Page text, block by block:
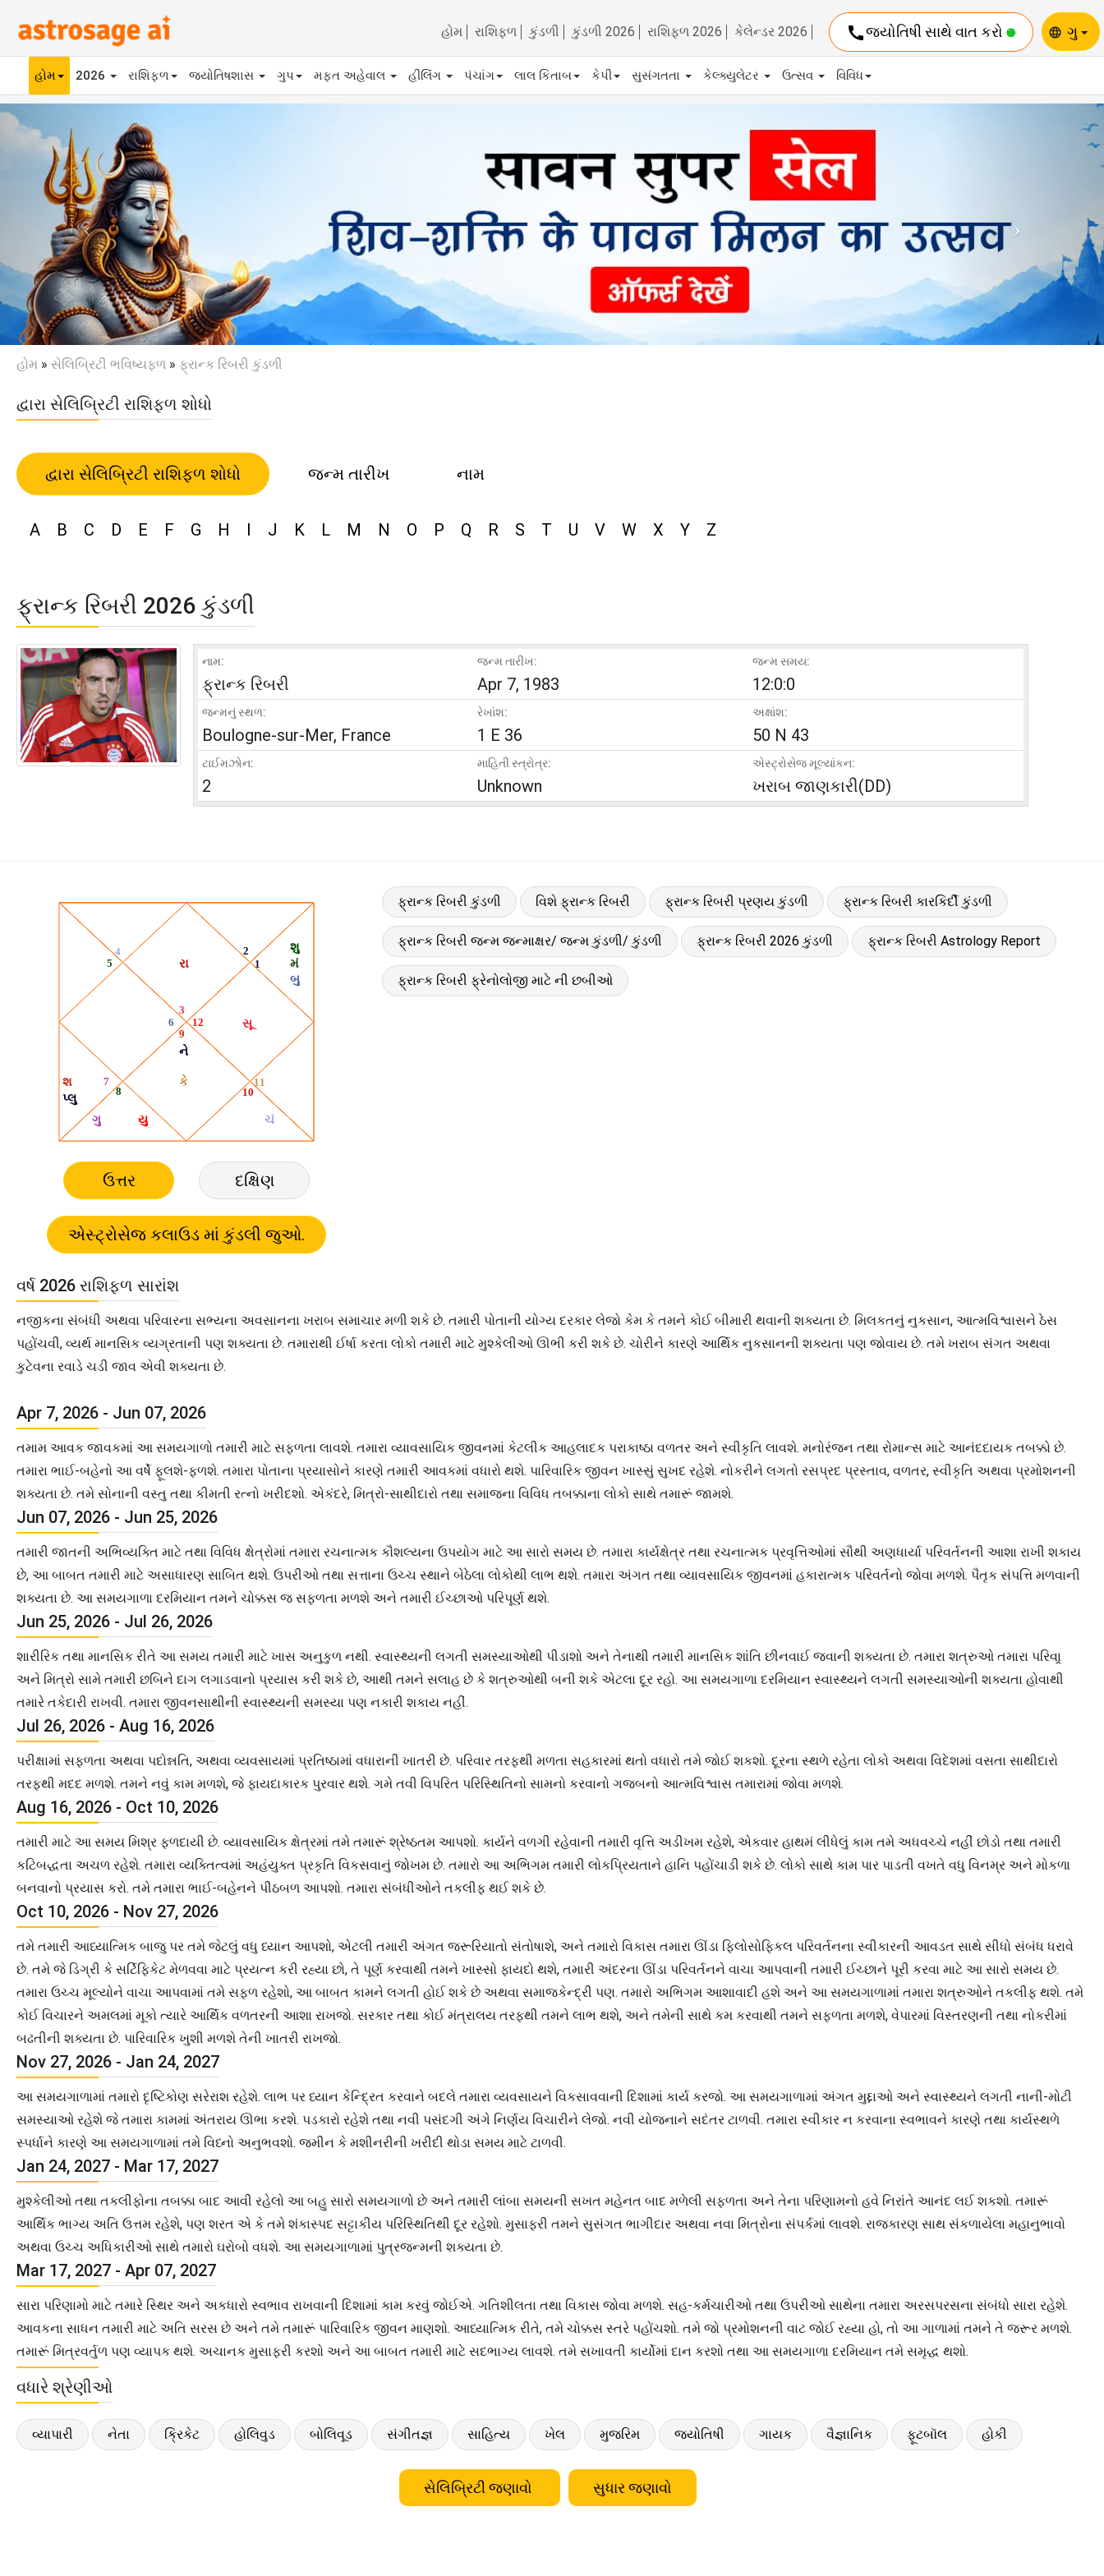
હોમ રાશિફળ કુંડળી કુંડળી 2026 રાશિફળ 2026 કેલેન્ડર 2026 callજ્યોતિષી સાથે વાત કરો language ગુ
હોમ 2026 રાશિફળ જ્યોતિષશાસ ગુપ મફ્ત અહેવાલ હીલિંગ પંચાંગ લાલ કિતાબ કેપી સુસંગતતા કેલ્ક્યુલેટર ઉત્સવ વિવિધ
Previous
હોમ » સેલિબ્રિટી ભવિષ્યફળ » ફ્રાન્ક રિબરી કુંડળી
દ્વારા સેલિબ્રિટી રાશિફળ શોધો
દ્વારા સેલિબ્રિટી રાશિફળ શોધો જન્મ તારીખ નામ
A B C D E F G H I J K L M N O P Q R S T U V W X Y Z
ફ્રાન્ક રિબરી 2026 કુંડળી
નામ:
ફ્રાન્ક રિબરી
જન્મ તારીખ:
Apr 7, 1983
જન્મ સમય:
12:0:0
જન્મનું સ્થળ:
Boulogne-sur-Mer, France
રેખાંશ:
1 E 36
અક્ષાંશ:
50 N 43
ટાઈમઝોન:
2
માહિતી સ્ત્રોત્ર:
Unknown
એસ્ટ્રોસેજ મૂલ્યાંકન:
ખરાબ જાણકારી(DD)
ઉત્તર દક્ષિણ
ફ્રાન્ક રિબરી કુંડળી વિશે ફ્રાન્ક રિબરી ફ્રાન્ક રિબરી પ્રણય કુંડળી ફ્રાન્ક રિબરી કારકિર્દી કુંડળી
ફ્રાન્ક રિબરી જન્મ જન્માક્ષર/ જન્મ કુંડળી/ કુંડળી ફ્રાન્ક રિબરી 2026 કુંડળી ફ્રાન્ક રિબરી Astrology Report
ફ્રાન્ક રિબરી ફ્રેનોલોજી માટે ની છબીઓ
વર્ષ 2026 રાશિફળ સારાંશ
નજીકના સંબંધી અથવા પરિવારના સભ્યના અવસાનના ખરાબ સમાચાર મળી શકે છે. તમારી પોતાની યોગ્ય દરકાર લેજો કેમ કે તમને કોઈ બીમારી થવાની શક્યતા છે. મિલકતનું નુકસાન, આત્મવિશ્વાસને ઠેસ
પહોંચવી, વ્યર્થ માનસિક વ્યગ્રતાની પણ શક્યતા છે. તમારાથી ઈર્ષા કરતા લોકો તમારી માટે મુશ્કેલીઓ ઊભી કરી શકે છે. ચોરીને કારણે આર્થિક નુકસાનની શક્યતા પણ જોવાય છે. તમે ખરાબ સંગત અથવા
કુટેવના રવાડે ચડી જાવ એવી શક્યતા છે.
Apr 7, 2026 - Jun 07, 2026
તમામ આવક જાવકમાં આ સમયગાળો તમારી માટે સફળતા લાવશે. તમારા વ્યાવસાયિક જીવનમાં કેટલીક આહલાદક પરાકાષ્ઠા વળતર અને સ્વીકૃતિ લાવશે. મનોરંજન તથા રોમાન્સ માટે આનંદદાયક તબક્કો છે.
તમારા ભાઈ-બહેનો આ વર્ષે ફૂલશે-ફળશે. તમારા પોતાના પ્રયાસોને કારણે તમારી આવકમાં વધારો થશે. પારિવારિક જીવન ખાસ્સું સુખદ રહેશે. નોકરીને લગતો રસપ્રદ પ્રસ્તાવ, વળતર, સ્વીકૃતિ અથવા પ્રમોશનની
શક્યતા છે. તમે સોનાની વસ્તુ તથા કીમતી રત્નો ખરીદશો. એકંદરે, મિત્રો-સાથીદારો તથા સમાજના વિવિધ તબક્કાના લોકો સાથે તમારૂં જામશે.
Jun 07, 2026 - Jun 25, 2026
તમારી જાતની અભિવ્યક્તિ માટે તથા વિવિધ ક્ષેત્રોમાં તમારા રચનાત્મક કૌશલ્યના ઉપયોગ માટે આ સારો સમય છે. તમારા કાર્યક્ષેત્ર તથા રચનાત્મક પ્રવૃત્તિઓમાં સૌથી અણધાર્યા પરિવર્તનની આશા રાખી શકાય
છે, આ બાબત તમારી માટે અસાધારણ સાબિત થશે. ઉપરીઓ તથા સત્તાના ઉચ્ચ સ્થાને બેઠેલા લોકોથી લાભ થશે. તમારા અંગત તથા વ્યાવસાયિક જીવનમાં હકારાત્મક પરિવર્તનો જોવા મળશે. પૈતૃક સંપત્તિ મળવાની
શક્યતા છે. આ સમયગાળા દરમિયાન તમને ચોક્કસ જ સફળતા મળશે અને તમારી ઈચ્છાઓ પરિપૂર્ણ થશે.
Jun 25, 2026 - Jul 26, 2026
શારીરિક તથા માનસિક રીતે આ સમય તમારી માટે ખાસ અનુકુળ નથી. સ્વાસ્થ્યની લગતી સમસ્યાઓથી પીડાશો અને તેનાથી તમારી માનસિક શાંતિ છીનવાઈ જવાની શક્યતા છે. તમારા શત્રુઓ તમારા પરિવાર્‍
અને મિત્રો સામે તમારી છબિને દાગ લગાડવાનો પ્રયાસ કરી શકે છે, આથી તમને સલાહ છે કે શત્રુઓથી બની શકે એટલા દૂર રહો. આ સમયગાળા દરમિયાન સ્વાસ્થ્યને લગતી સમસ્યાઓની શક્યતા હોવાથી
તમારે તકેદારી રાખવી. તમારા જીવનસાથીની સ્વાસ્થ્યની સમસ્યા પણ નકારી શકાય નહીં.
Jul 26, 2026 - Aug 16, 2026
પરીક્ષામાં સફળતા અથવા પદોન્નતિ, અથવા વ્યવસાયમાં પ્રતિષ્ઠામાં વધારાની ખાતરી છે. પરિવાર તરફથી મળતા સહકારમાં થતો વધારો તમે જોઈ શકશો. દૂરના સ્થળે રહેતા લોકો અથવા વિદેશમાં વસતા સાથીદારો
તરફથી મદદ મળશે. તમને નવું કામ મળશે, જે ફાયદાકારક પુરવાર થશે. ગમે તવી વિપરિત પરિસ્થિતિનો સામનો કરવાનો ગજબનો આત્મવિશ્વાસ તમારામાં જોવા મળશે.
Aug 16, 2026 - Oct 10, 2026
તમારી માટે આ સમય મિશ્ર ફળદાયી છે. વ્યાવસાયિક ક્ષેત્રમાં તમે તમારૂં શ્રેષ્ઠતમ આપશો. કાર્યને વળગી રહેવાની તમારી વૃત્તિ અડીખમ રહેશે, એકવાર હાથમં લીધેલું કામ તમે અધવચ્ચે નહીં છોડો તથા તમારી
કટિબદ્ધતા અચળ રહેશે. તમારા વ્યક્તિત્વમાં અહંયુક્ત પ્રકૃતિ વિકસવાનું જોખમ છે. તમારો આ અભિગમ તમારી લોકપ્રિયતાને હાનિ પહોંચાડી શકે છે. લોકો સાથે કામ પાર પાડતી વખતે વધુ વિનમ્ર અને મોકળા
બનવાનો પ્રયાસ કરો. તમે તમારા ભાઈ-બહેનને પીઠબળ આપશો. તમારા સંબંધીઓને તકલીફ થઈ શકે છે.
Oct 10, 2026 - Nov 27, 2026
તમે તમારી આધ્યાત્મિક બાજુ પર તમે જેટલું વધુ ધ્યાન આપશો, એટલી તમારી અંગત જરૂરિયાતો સંતોષાશે, અને તમારો વિકાસ તમારા ઊંડા ફિલોસોફિકલ પરિવર્તનના સ્વીકારની આવડત સાથે સીધો સંબંધ ધરાવે
છે. તમે જે ડિગ્રી કે સર્ટિફિકેટ મેળવવા માટે પ્રયત્ન કરી રહ્યા છો, તે પૂર્ણ કરવાથી તમને ખાસ્સો ફાયદો થશે, તમારી અંદરના ઊંડા પરિવર્તનને વાચા આપવાની તમારી ઈચ્છાને પૂરી કરવા માટે આ સારો સમય છે.
તમારા ઉચ્ચ મૂલ્યોને વાચા આપવામાં તમે સફળ રહેશો, આ બાબત કામને લગતી હોઈ શકે છે અથવા સમાજકેન્દ્રી પણ. તમારો અભિગમ આશાવાદી હશે અને આ સમયગાળામાં તમારા શત્રુઓને તકલીફ થશે. તમે
કોઈ વિચારને અમલમાં મૂકો ત્યારે આર્થિક વળતરની આશા રાખજો. સરકાર તથા કોઈ મંત્રાલય તરફથી તમને લાભ થશે, અને તમેની સાથે કમ કરવાથી તમને સફળતા મળશે, વેપારમાં વિસ્તરણની તથા નોકરીમાં
બઢતીની શક્યતા છે. પારિવારિક ખુશી મળશે તેની ખાતરી રાખજો.
Nov 27, 2026 - Jan 24, 2027
આ સમયગાળામાં તમારો દૃષ્ટિકોણ સરેરાશ રહેશે. લાભ પર ધ્યાન કેન્દ્રિત કરવાને બદલે તમારા વ્યવસાયને વિકસાવવાની દિશામાં કાર્ય કરજો. આ સમયગાળામાં અંગત મુદ્દાઓ અને સ્વાસ્થ્યને લગતી નાની-મોટી
સમસ્યાઓ રહેશે જે તમારા કામમાં અંતરાય ઊભા કરશે. પડકારો રહેશે તથા નવી પસંદગી અંગે નિર્ણય વિચારીને લેજો. નવી યોજનાને સદંતર ટાળવી. તમારા સ્વીકાર ન કરવાના સ્વભાવને કારણે તથા કાર્યસ્થળે
સ્પર્ધાને કારણે આ સમયગાળામાં તમે વિધ્નો અનુભવશો. જમીન કે મશીનરીની ખરીદી થોડા સમય માટે ટાળવી.
Jan 24, 2027 - Mar 17, 2027
મુશ્કેલીઓ તથા તકલીફોના તબક્કા બાદ આવી રહેલો આ બહુ સારો સમયગાળો છે અને તમારી લાંબા સમયની સખત મહેનત બાદ મળેલી સફળતા અને તેના પરિણામનો હવે નિરાંતે આનંદ લઈ શકશો. તમારૂં
આર્થિક ભાગ્ય અતિ ઉત્તમ રહેશે, પણ શરત એ કે તમે શંકાસ્પદ સટ્ટાકીય પરિસ્થિતિથી દૂર રહેશો. મુસાફરી તમને સુસંગત ભાગીદાર અથવા નવા મિત્રોના સંપર્કમાં લાવશે. રાજકારણ સાથ સંકળાયેલા મહાનુભાવો
અથવા ઉચ્ચ અધિકારીઓ સાથે તમારો ઘરોબો વધશે. આ સમયગાળામાં પુત્રજન્મની શક્યતા છે.
Mar 17, 2027 - Apr 07, 2027
સારા પરિણામો માટે તમારે સ્થિર અને અકધારો સ્વભાવ રાખવાની દિશામાં કામ કરવું જોઈએ. ગતિશીલતા તથા વિકાસ જોવા મળશે. સહ-કર્મચારીઓ તથા ઉપરીઓ સાથેના તમારા અરસપરસના સંબંધો સારા રહેશે.
આવકના સાધન તમારી માટે અતિ સરસ છે અને તમે તમારૂં પારિવારિક જીવન માણશો. આધ્યાત્મિક રીતે, તમે ચોક્કસ સ્તરે પહોંચશો. તમે જો પ્રમોશનની વાટ જોઈ રહ્યા હો, તો આ ગાળામાં તમને તે જરૂર મળશે.
તમારૂં મિત્રવર્તુળ પણ વ્યાપક થશે. અચાનક મુસાફરી કરશો અને આ બાબત તમારી માટે સદભાગ્ય લાવશે. તમે સખાવતી કાર્યોમાં દાન કરશો તથા આ સમયગાળા દરમિયાન તમે સમૃદ્ધ થશો.
વધારે શ્રેણીઓ
વ્યાપારી નેતા ક્રિકેટ હોલિવુડ બોલિવૂડ સંગીતજ્ઞ સાહિત્ય ખેલ મુજરિમ જ્યોતિષી ગાયક વૈજ્ઞાનિક ફૂટબૉલ હોકી
સેલિબ્રિટી જણાવો સુધાર જણાવો